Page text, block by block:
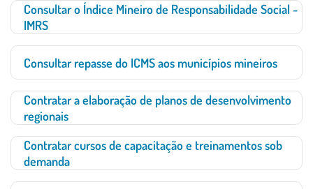
Consultar o Índice Mineiro de Responsabilidade Social -
IMRS
Consultar repasse do ICMS aos municípios mineiros
Contratar a elaboração de planos de desenvolvimento
regionais
Contratar cursos de capacitação e treinamentos sob
demanda